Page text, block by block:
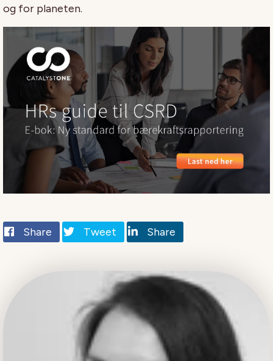
og for planeten.
Share Tweet Share